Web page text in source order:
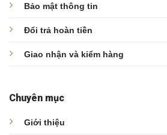
Bảo mật thông tin
Đổi trả hoàn tiền
Giao nhận và kiểm hàng
Chuyên mục
Giới thiệu